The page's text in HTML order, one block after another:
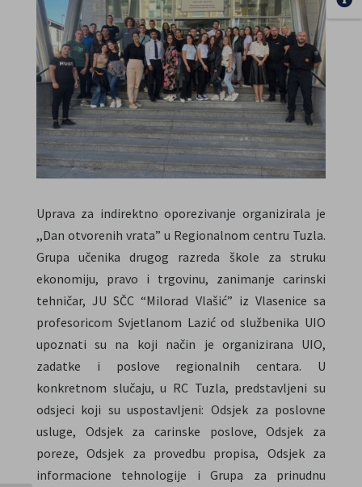
Uprava za indirektno oporezivanje organizirala je
,,Dan otvorenih vrata” u Regionalnom centru Tuzla.
Grupa učenika drugog razreda škole za struku
ekonomiju, pravo i trgovinu, zanimanje carinski
tehničar, JU SČC “Milorad Vlašić” iz Vlasenice sa
profesoricom Svjetlanom Lazić od službenika UIO
upoznati su na koji način je organizirana UIO,
zadatke i poslove regionalnih centara. U
konkretnom slučaju, u RC Tuzla, predstavljeni su
odsjeci koji su uspostavljeni: Odsjek za poslovne
usluge, Odsjek za carinske poslove, Odsjek za
poreze, Odsjek za provedbu propisa, Odsjek za
informacione tehnologije i Grupa za prinudnu